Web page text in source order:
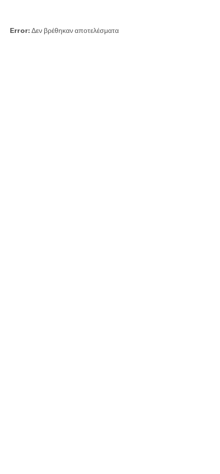
Error:Δεν βρέθηκαν αποτελέσματα